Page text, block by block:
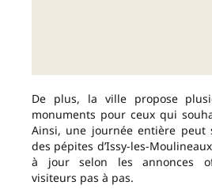
De plus, la ville propose
monuments pour ceux qui
Ainsi, une journée entière peut
des pépites d’Issy-les-
à jour selon les annonces
visiteurs pas à pas.